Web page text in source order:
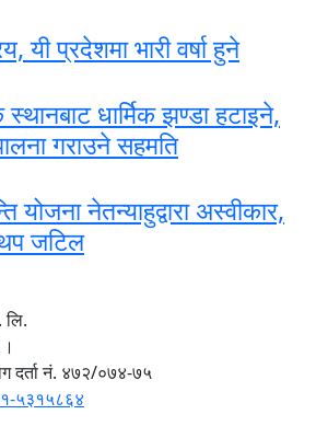
प्रदेशमा भारी वर्षा हुने
धार्मिक झण्डा हटाइने,
गराउने सहमति
योजना नेतन्याहुद्वारा अस्वीकार,
थप जटिल
लि.
दर्ता नं. ४७२/०७४-७५
५३१५८६४